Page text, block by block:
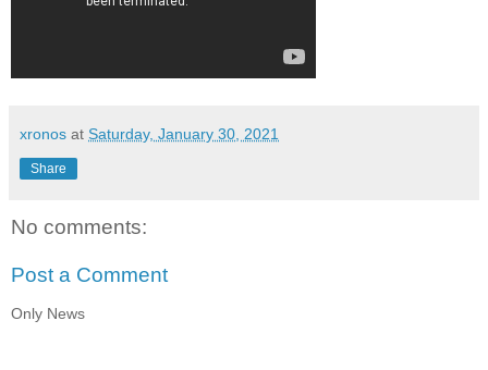
xronos at Saturday, January 30, 2021
Share
No comments:
Post a Comment
Only News